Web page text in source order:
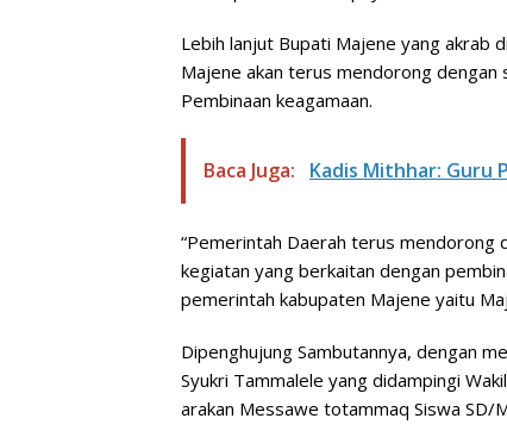
Lebih lanjut Bupati Majene yang akrab
Majene akan terus mendorong
Pembinaan keagamaan.
Baca Juga: Kadis Mithhar: Guru
“Pemerintah Daerah terus mendorong
kegiatan yang berkaitan dengan
pemerintah kabupaten Majene yaitu
Dipenghujung Sambutannya, dengan
Syukri Tammalele yang didampingi
arakan Messawe totammaq Siswa SD/